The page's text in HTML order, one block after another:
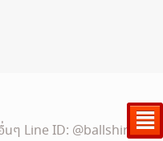
นๆ Line ID: @ballshirt²